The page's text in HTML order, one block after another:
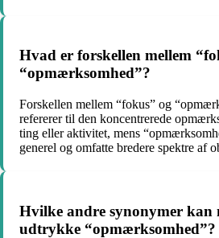
Hvad er forskellen mellem
“opmærksomhed”?
Forskellen mellem “fokus” og
refererer til den koncentrerede
ting eller aktivitet, mens
generel og omfatte bredere spektre af
Hvilke andre synonymer kan
udtrykke “opmærksomhed”?